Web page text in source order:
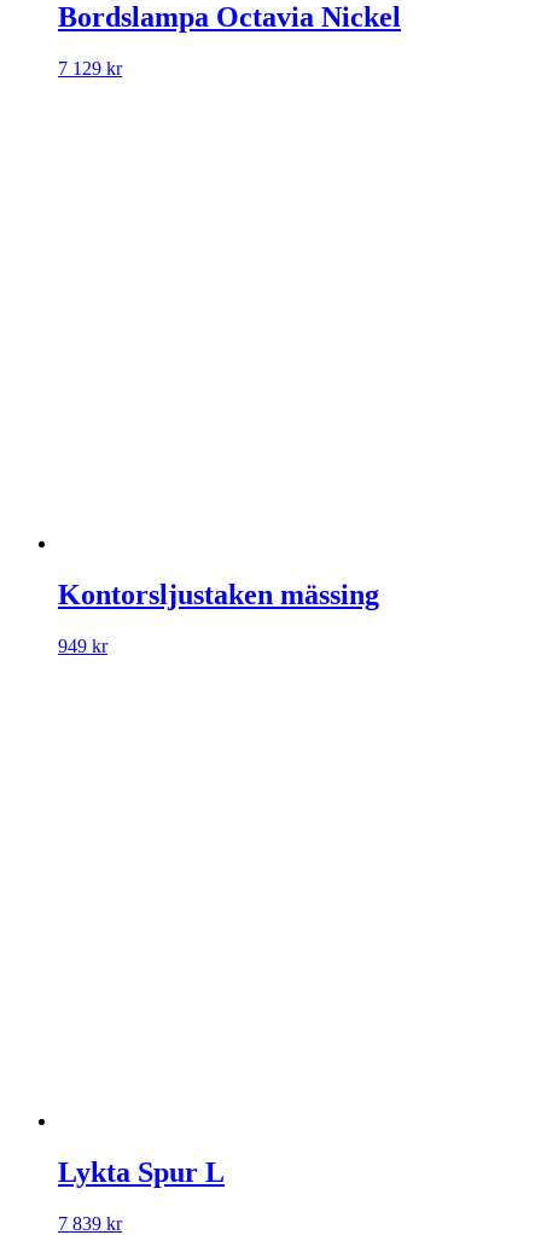
Bordslampa Octavia Nickel
7 129 kr
Kontorsljustaken mässing
949 kr
Lykta Spur L
7 839 kr